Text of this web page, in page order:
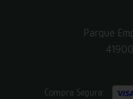
Parque
Compra Segura: